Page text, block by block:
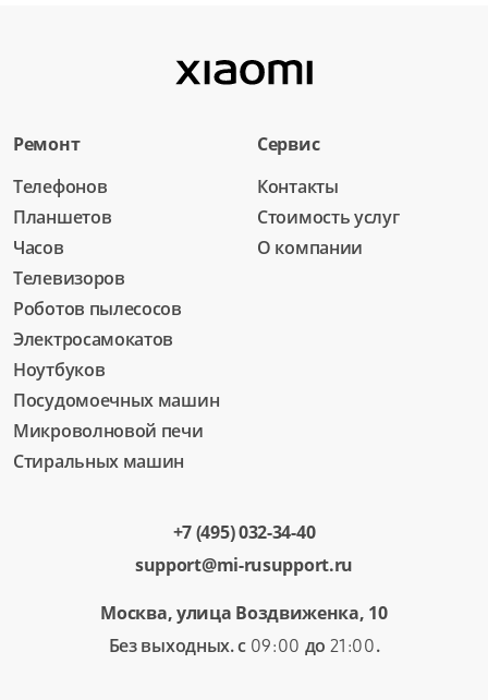
Ремонт
Телефонов
Планшетов
Часов
Телевизоров
Роботов пылесосов
Электросамокатов
Ноутбуков
Посудомоечных машин
Микроволновой печи
Стиральных машин
Сервис
Контакты
Стоимость услуг
О компании
+7 (495) 032-34-40
support@mi-rusupport.ru
Москва, улица Воздвиженка, 10
Без выходных. с 09:00 до 21:00.